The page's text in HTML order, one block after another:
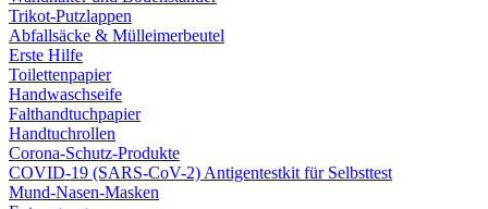
Trikot-Putzlappen
Abfallsäcke & Mülleimerbeutel
Erste Hilfe
Toilettenpapier
Handwaschseife
Falthandtuchpapier
Handtuchrollen
Corona-Schutz-Produkte
COVID-19 (SARS-CoV-2) Antigentestkit für Selbsttest
Mund-Nasen-Masken